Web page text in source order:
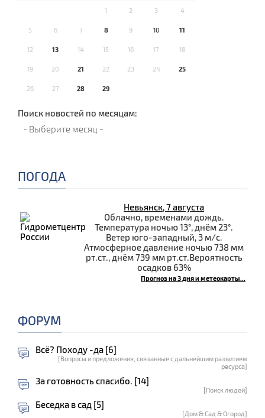
1 2 3 4
5 6 7 8 9 10 11
12 13 14 15 16 17 18
19 20 21 22 23 24 25
26 27 28 29
Поиск новостей по месяцам:
ПОГОДА
Невьянск, 7 августа
Облачно, временами дождь.
Температура ночью 13°, днём 23°.
Ветер юго-западный, 3 м/с.
Атмосферное давление ночью 738 мм
рт.ст., днём 739 мм рт.ст.Вероятность
осадков 63%
Прогноз на 3 дня и метеокарты...
ФОРУМ
Всё? Походу -да [6]
[Вопросы и предложения, связанные с дальнейшим развитием
ресурса]
За готовность спасибо. [14]
[Поиск людей]
Беседка в сад [5]
[Дом & Сад & Огород]